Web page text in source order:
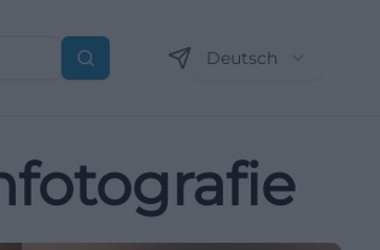
Suchen Deutsch